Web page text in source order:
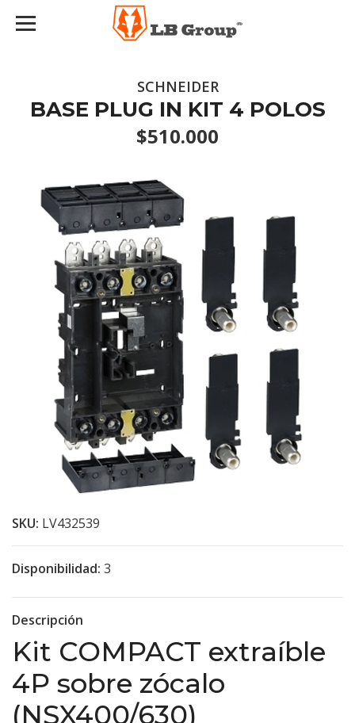
SCHNEIDER
BASE PLUG IN KIT 4 POLOS
$510.000
SKU: LV432539
Disponibilidad: 3
Descripción
Kit COMPACT extraíble
4P sobre zócalo
(NSX400/630)